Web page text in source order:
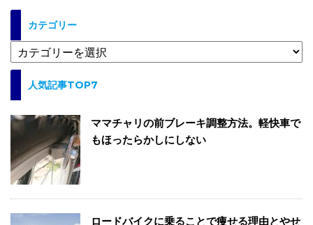
カテゴリー
テ
人気記事TOP7
ママチャリの前ブレーキ調整方法。軽快車で
もほったらかしにしない
ロードバイクに乗ることで痩せる理由とやせ